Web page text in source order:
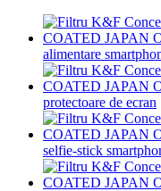
alimentare
protectoare de ecran
selfie-stick